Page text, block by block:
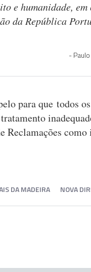
e humanidade,
da República
para que todos
DA MADEIRA NOVA